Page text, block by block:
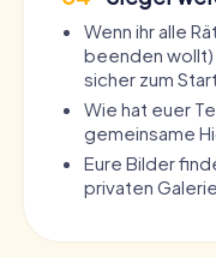
Wenn ihr alle
beenden
sicher zum
Wie hat euer
gemeinsame
Eure Bilder
privaten Galerie.